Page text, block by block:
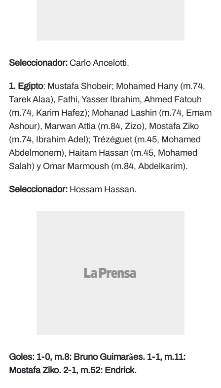
Seleccionador: Carlo Ancelotti.
1. Egipto: Mustafa Shobeir; Mohamed Hany (m.74,
Tarek Alaa), Fathi, Yasser Ibrahim, Ahmed Fatouh
(m.74, Karim Hafez); Mohanad Lashin (m.74, Emam
Ashour), Marwan Attia (m.84, Zizo), Mostafa Ziko
(m.74, Ibrahim Adel); Trézéguet (m.45, Mohamed
Abdelmonem), Haitam Hassan (m.45, Mohamed
Salah) y Omar Marmoush (m.84, Abdelkarim).
Seleccionador: Hossam Hassan.
Goles: 1-0, m.8: Bruno Guimarães. 1-1, m.11:
Mostafa Ziko. 2-1, m.52: Endrick.